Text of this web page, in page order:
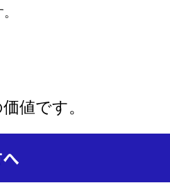
値です。